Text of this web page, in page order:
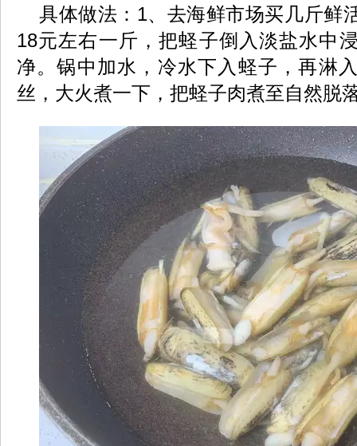
具体做法：1、去海鲜市场买几斤鲜
18元左右一斤，把蛏子倒入淡盐水中
净。锅中加水，冷水下入蛏子，再淋
丝，大火煮一下，把蛏子肉煮至自然脱